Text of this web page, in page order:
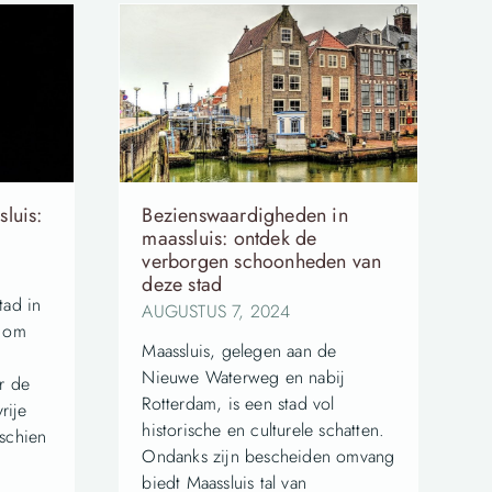
in
de
Bezienswaardigheden in
maassluis: ontdek de
verborgen schoonheden van
deze stad
AUGUSTUS 7, 2024
Maassluis, gelegen aan de
Nieuwe Waterweg en nabij
Rotterdam, is een stad vol
historische en culturele schatten.
Ondanks zijn bescheiden omvang
biedt Maassluis tal van